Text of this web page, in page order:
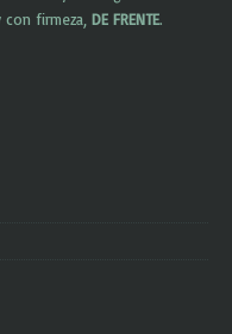
firmeza, DE FRENTE.